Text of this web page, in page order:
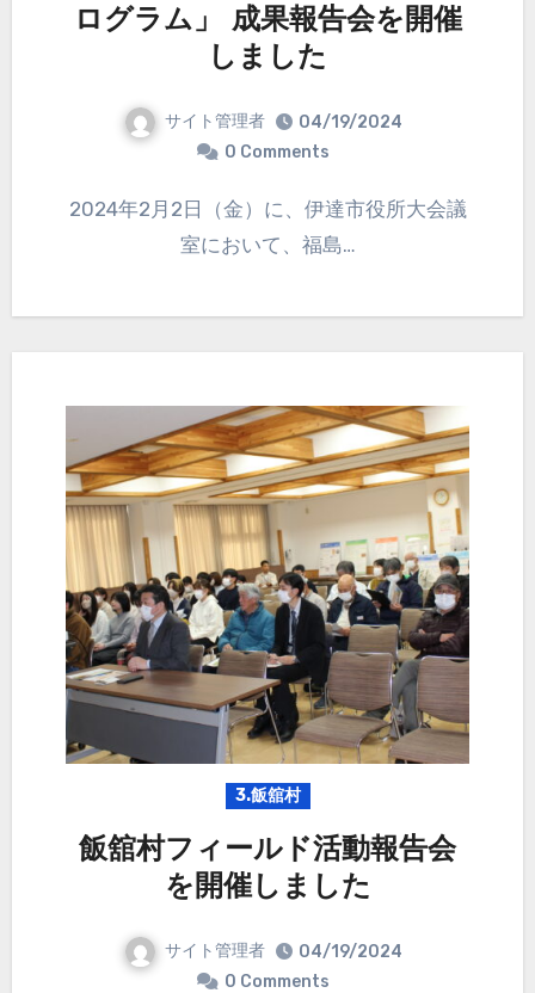
ログラム」 成果報告会を開催
しました
サイト管理者
04/19/2024
0 Comments
2024年2月2日（金）に、伊達市役所大会議
室において、福島…
3.飯舘村
飯舘村フィールド活動報告会
を開催しました
サイト管理者
04/19/2024
0 Comments